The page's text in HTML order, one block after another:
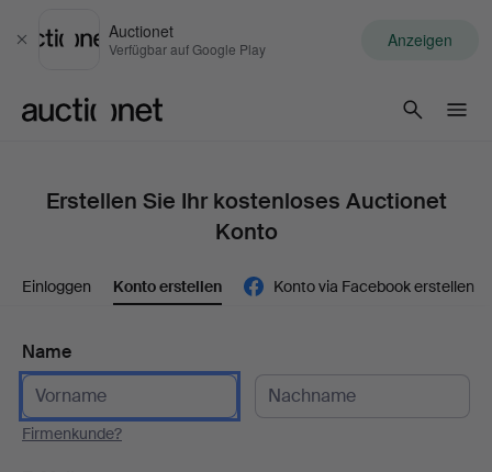
Schließen
Auctionet
Verfügbar auf Google Play Anzeigen
Erstellen Sie Ihr kostenloses Auctionet
Konto
Einloggen Konto erstellen Konto via Facebook erstellen
Name
Firmenkunde?